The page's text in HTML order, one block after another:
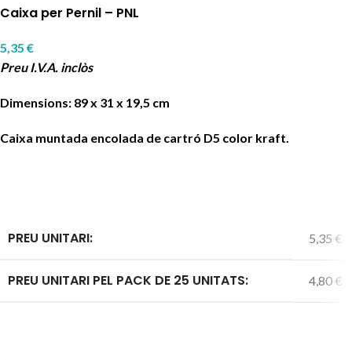
Caixa per Pernil – PNL
5,35 €
Preu I.V.A. inclòs
Dimensions: 89 x 31 x 19,5 cm
Caixa muntada encolada de cartró D5 color kraft.
PREU UNITARI: 5,35 €
PREU UNITARI PEL PACK DE 25 UNITATS: 4,80 €